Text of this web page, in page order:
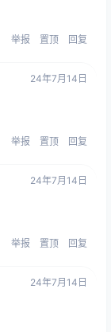
举报 置顶 回复
24年7月14日
举报 置顶 回复
24年7月14日
举报 置顶 回复
24年7月14日